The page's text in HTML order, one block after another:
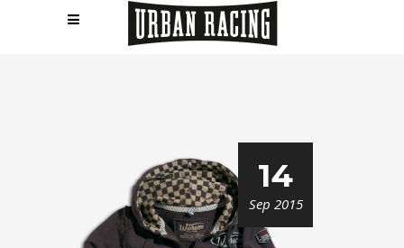
14
Sep 2015